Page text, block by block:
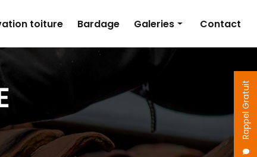
Rappel Gratuit
toiture Bardage Galeries
Rénovation toiture
Bardage
Contact